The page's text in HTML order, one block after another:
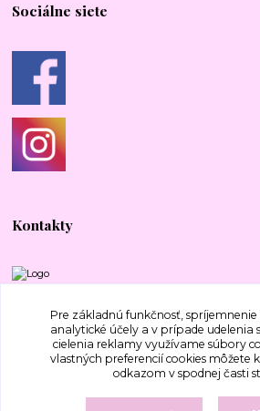
Sociálne siete
Kontakty
+421 917 577 388
bajecnavlna@gmail.com
Pre základnú funkčnosť,
analytické účely a v prípade udelenia
cielenia reklamy využívame súbory
vlastných preferencií cookies môžete
odkazom v spodnej časti